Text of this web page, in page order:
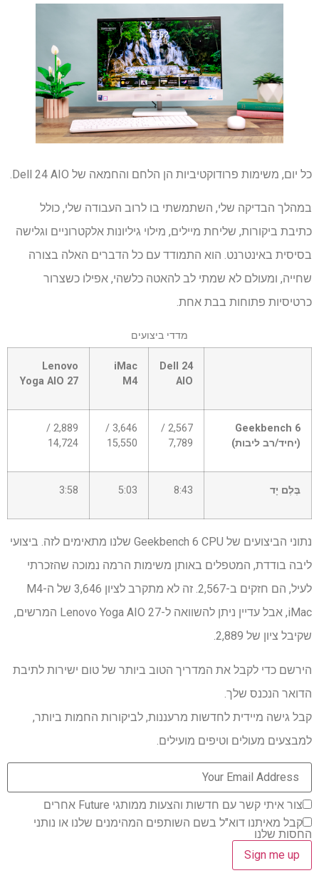
כל יום, משימות פרודוקטיביות הן הלחם והחמאה של Dell 24 AIO.
במהלך הבדיקה שלי, השתמשתי בו לרוב העבודה שלי, כולל
כתיבת ביקורות, שליחת מיילים, מילוי גיליונות אלקטרוניים וגלישה
בסיסית באינטרנט. הוא התמודד עם כל הדברים האלה בצורה
שחייה, ומעולם לא שמתי לב להאטה כלשהי, אפילו כשצרור
כרטיסיות פתוחות בבת אחת.
מדדי ביצועים
תא
0
Dell 24
AIO
iMac
M4
Lenovo
Yoga AIO 27
Geekbench 6
(יחיד/רב ליבות)
2,567 /
7,789
3,646 /
15,550
2,889 /
14,724
בֶּלֶם יָד 8:43
5:03
3:58
נתוני הביצועים של Geekbench 6 CPU שלנו מתאימים לזה. ביצועי
ליבה בודדת, המטפלים באותן משימות הרמה נמוכה שהזכרתי
לעיל, הם חזקים ב-2,567. זה לא מתקרב לציון 3,646 של ה-M4
iMac, אבל עדיין ניתן להשוואה ל-Lenovo Yoga AIO 27 המרשים,
שקיבל ציון של 2,889.
הירשם כדי לקבל את המדריך הטוב ביותר של טום ישירות לתיבת
הדואר הנכנס שלך.
קבל גישה מיידית לחדשות מרעננות, לביקורות החמות ביותר,
למבצעים מעולים וטיפים מועילים.
צור איתי קשר עם חדשות והצעות ממותגי Future אחרים
קבל מאיתנו דוא"ל בשם השותפים המהימנים שלנו או נותני
החסות שלנו